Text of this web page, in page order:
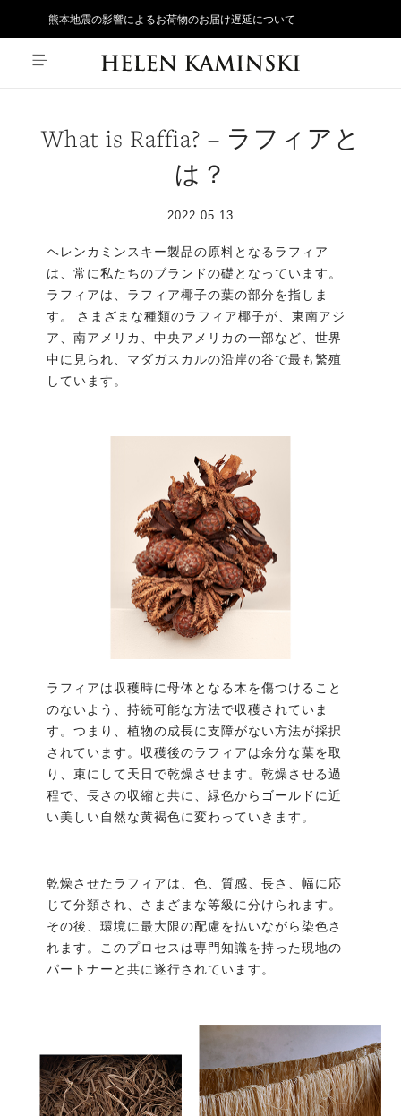
熊本地震の影響によるお荷物のお届け遅延について
What is Raffia? – ラフィアと
は？
2022.05.13
ヘレンカミンスキー製品の原料となるラフィア
は、常に私たちのブランドの礎となっています。
ラフィアは、ラフィア椰子の葉の部分を指しま
す。 さまざまな種類のラフィア椰子が、東南アジ
ア、南アメリカ、中央アメリカの一部など、世界
中に見られ、マダガスカルの沿岸の谷で最も繁殖
しています。
ラフィアは収穫時に母体となる木を傷つけること
のないよう、持続可能な方法で収穫されていま
す。つまり、植物の成長に支障がない方法が採択
されています。収穫後のラフィアは余分な葉を取
り、束にして天日で乾燥させます。乾燥させる過
程で、長さの収縮と共に、緑色からゴールドに近
い美しい自然な黄褐色に変わっていきます。
乾燥させたラフィアは、色、質感、長さ、幅に応
じて分類され、さまざまな等級に分けられます。
その後、環境に最大限の配慮を払いながら染色さ
れます。このプロセスは専門知識を持った現地の
パートナーと共に遂行されています。